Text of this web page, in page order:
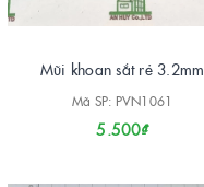
Mũi khoan sắt rẻ 3.2mm
Mã SP: PVN1061
5.500₫